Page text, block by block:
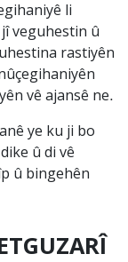
li
veguhestin û
rastiyên
vê ajansê ne.
ye ku ji bo
û di vê
û bingehên